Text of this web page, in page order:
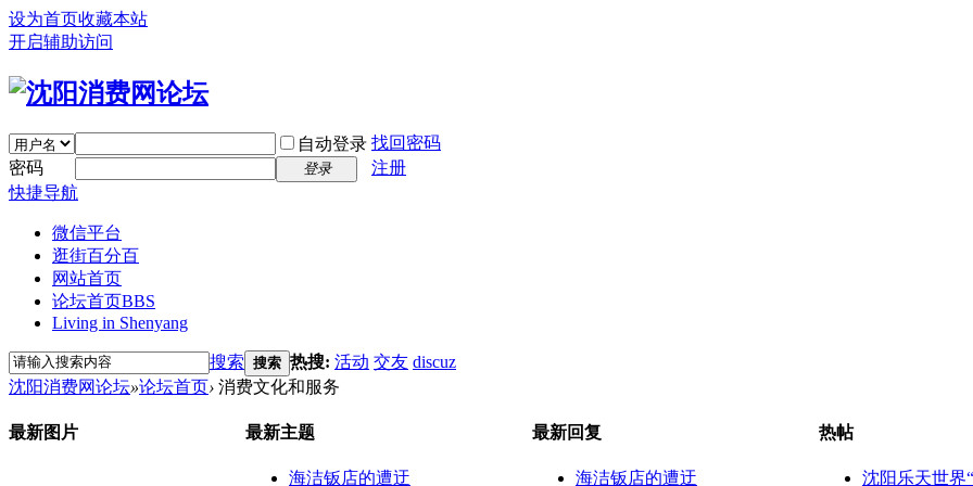
设为首页收藏本站
开启辅助访问
自动登录 找回密码
密码
登录
注册
快捷导航
微信平台
逛街百分百
网站首页
论坛首页BBS
Living in Shenyang
搜索 搜索 热搜: 活动 交友 discuz
沈阳消费网论坛»论坛首页› 消费文化和服务
最新图片 最新主题
海洁钣店的遭迂
最新回复
海洁钣店的遭迂
热帖
沈阳乐天世界